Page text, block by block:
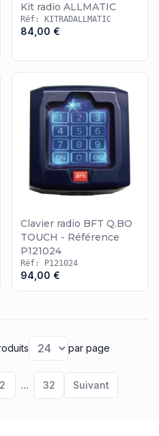
Kit radio ALLMATIC
Réf: KITRADALLMATIC
84,00 €
Clavier radio BFT Q.BO
TOUCH - Référence
P121024
Réf: P121024
94,00 €
par page
2 … 32 Suivant